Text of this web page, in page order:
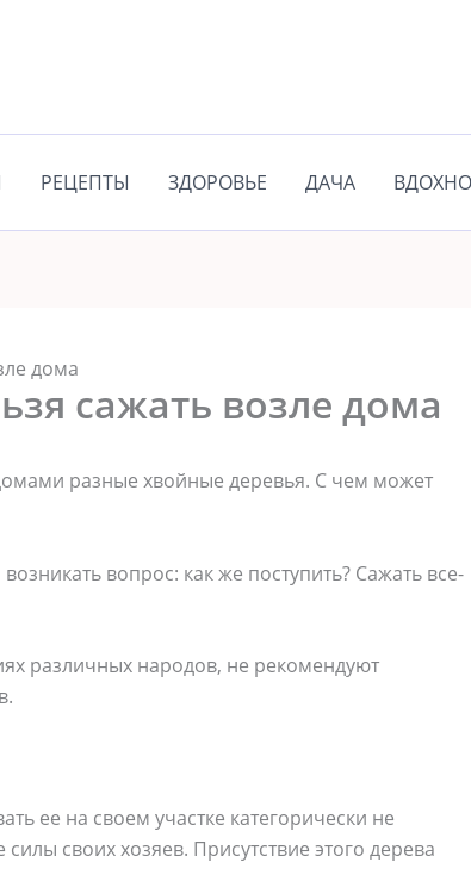
РЕЦЕПТЫ ЗДОРОВЬЕ ДАЧА
дома
сажать возле дома
разные хвойные деревья. С чем может
вопрос: как же поступить? Сажать все-
различных народов, не рекомендуют
ее на своем участке категорически не
своих хозяев. Присутствие этого дерева